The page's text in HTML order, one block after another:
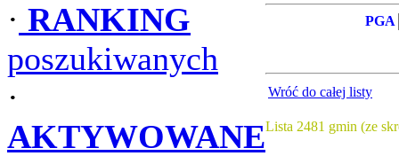
· RANKING
poszukiwanych
·
AKTYWOWANE
PGA
Wróć do całej listy
Lista 2481 gmin (ze